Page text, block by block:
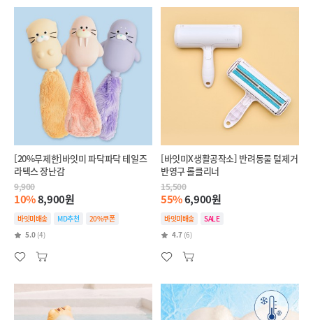
[20%무제한]바잇미 파닥파닥 테일즈
라텍스 장난감
9,900
10%8,900원
바잇미배송 MD추천
20%쿠폰
5.0 (4)
[바잇미X생활공작소] 반려동물 털제거
반영구 롤클리너
15,500
55%6,900원
바잇미배송
SALE
4.7 (6)